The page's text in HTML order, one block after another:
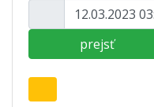
prejsť